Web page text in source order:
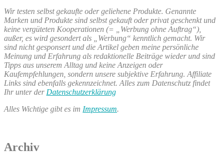
Wir testen selbst gekaufte oder geliehene Produkte. Genannte
Marken und Produkte sind selbst gekauft oder privat geschenkt und
keine vergüteten Kooperationen (= „Werbung ohne Auftrag“),
außer, es wird gesondert als „Werbung“ kenntlich gemacht. Wir
sind nicht gesponsert und die Artikel geben meine persönliche
Meinung und Erfahrung als redaktionelle Beiträge wieder und sind
Tipps aus unserem Alltag und keine Anzeigen oder
Kaufempfehlungen, sondern unsere subjektive Erfahrung. Affiliate
Links sind ebenfalls gekennzeichnet. Alles zum Datenschutz findet
Ihr unter der Datenschutzerklärung
Alles Wichtige gibt es im Impressum.
Archiv